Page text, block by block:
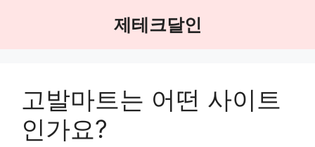
제테크달인
고발마트는 어떤 사이트
인가요?